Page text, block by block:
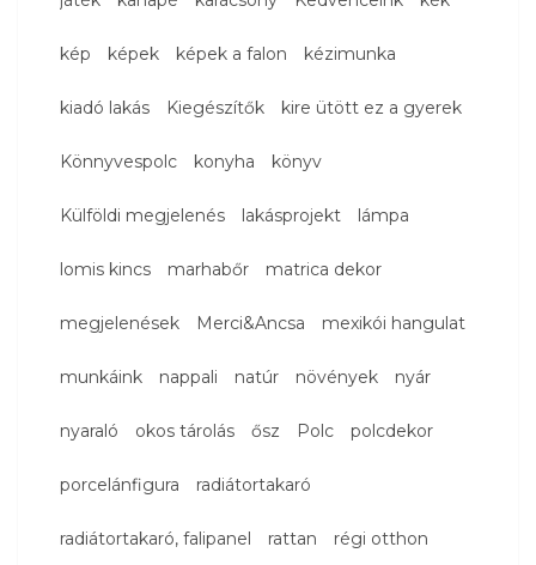
kép képek képek a falon kézimunka
kiadó lakás Kiegészítők kire ütött ez a gyerek
Könnyvespolc konyha könyv
Külföldi megjelenés lakásprojekt lámpa
lomis kincs marhabőr matrica dekor
megjelenések Merci&Ancsa mexikói hangulat
munkáink nappali natúr növények nyár
nyaraló okos tárolás ősz Polc polcdekor
porcelánfigura radiátortakaró
radiátortakaró, falipanel rattan régi otthon